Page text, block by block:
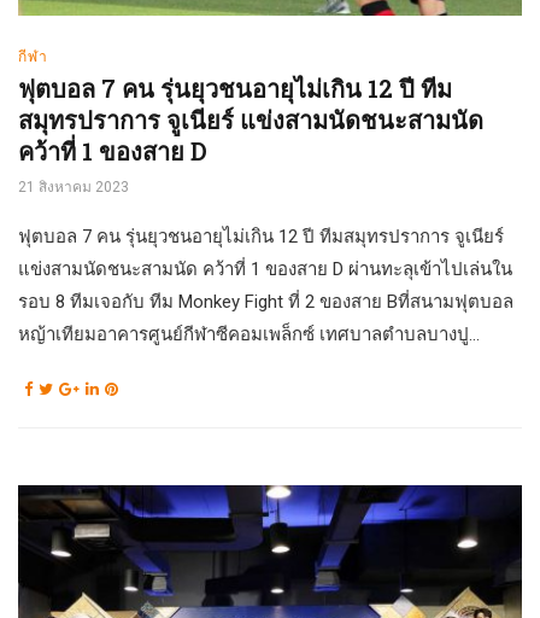
กีฬา
ฟุตบอล 7 คน รุ่นยุวชนอายุไม่เกิน 12 ปี ทีม
สมุทรปราการ จูเนียร์ แข่งสามนัดชนะสามนัด
คว้าที่ 1 ของสาย D
21 สิงหาคม 2023
ฟุตบอล 7 คน รุ่นยุวชนอายุไม่เกิน 12 ปี ทีมสมุทรปราการ จูเนียร์
แข่งสามนัดชนะสามนัด คว้าที่ 1 ของสาย D ผ่านทะลุเข้าไปเล่นใน
รอบ 8 ทีมเจอกับ ทีม Monkey Fight ที่ 2 ของสาย Bที่สนามฟุตบอล
หญ้าเทียมอาคารศูนย์กีฬาซีคอมเพล็กซ์ เทศบาลตำบลบางปู...